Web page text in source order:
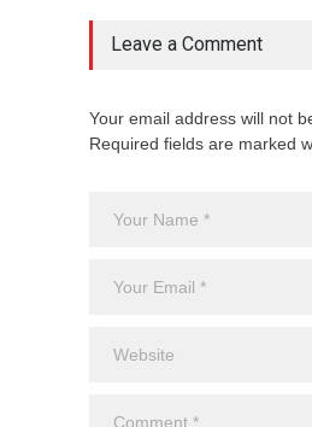
Leave a Comment
Your email address will not
Required fields are marked